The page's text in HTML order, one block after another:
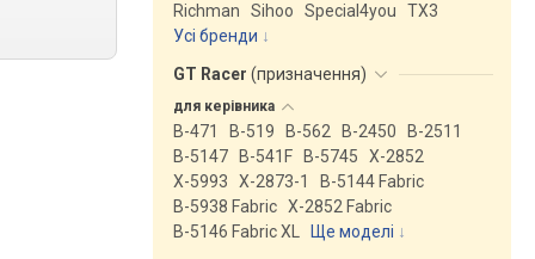
Richman
Sihoo Special4you
ТX3
Усі бренди
GT Racer (призначення)
для керівника
B-471 B-519 B-562 B-2450
B-2511
B-5147
B-541F B-5745
X-2852
X-5993
X-2873-1
B-5144 Fabric
B-5938 Fabric X-2852 Fabric
B-5146 Fabric XL
Ще моделі ↓